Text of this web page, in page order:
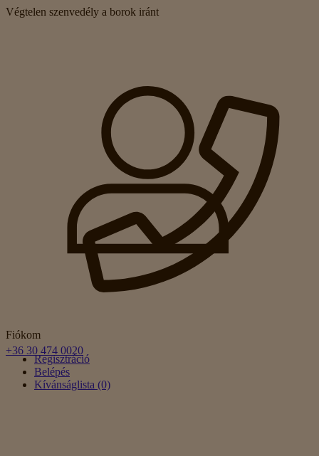
Végtelen szenvedély a borok iránt
Fiókom
Regisztráció
Belépés
Kívánságlista (0)
+36 30 474 0020